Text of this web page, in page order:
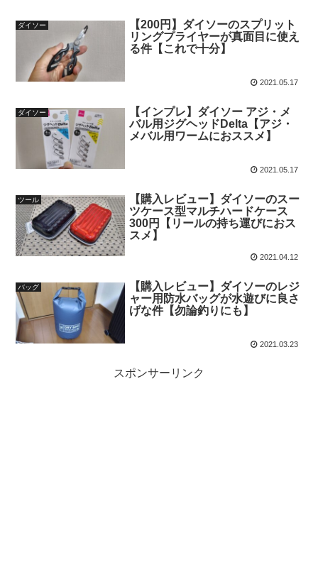
ダイソー
【200円】ダイソーのスプリット
リングプライヤーが真面目に使え
る件【これで十分】
2021.05.17
ダイソー
【インプレ】ダイソー アジ・メ
バル用ジグヘッドDelta【アジ・
メバル用ワームにおススメ】
2021.05.17
ツール
【購入レビュー】ダイソーのスー
ツケース型マルチハードケース
300円【リールの持ち運びにおス
スメ】
2021.04.12
バッグ
【購入レビュー】ダイソーのレジ
ャー用防水バッグが水遊びに良さ
げな件【勿論釣りにも】
2021.03.23
スポンサーリンク